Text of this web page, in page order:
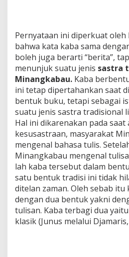
Pernyataan ini diperkuat oleh
bahwa kata kaba sama
boleh juga berarti “berita”,
menunjuk suatu jenis sastra
Minangkabau. Kaba
ini tetap dipertahankan saat
bentuk buku, tetapi sebagai
suatu jenis sastra tradisional
Hal ini dikarenakan pada
kesusastraan, masyarakat
mengenal bahasa tulis.
Minangkabau mengenal
lah kaba tersebut dalam
satu bentuk tradisi ini tidak
ditelan zaman. Oleh sebab itu
dengan dua bentuk yakni
tulisan. Kaba terbagi dua
klasik (Junus melalui Djamaris,